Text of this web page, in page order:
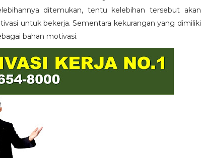
ditemukan, tentu kelebihan tersebut akan
untuk bekerja. Sementara kekurangan yang dimiliki
bahan motivasi.